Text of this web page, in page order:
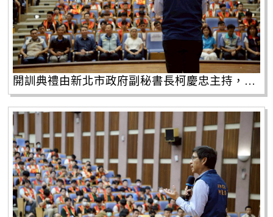
開訓典禮由新北市政府副秘書長柯慶忠主持，共計有341位備役役男參訓。